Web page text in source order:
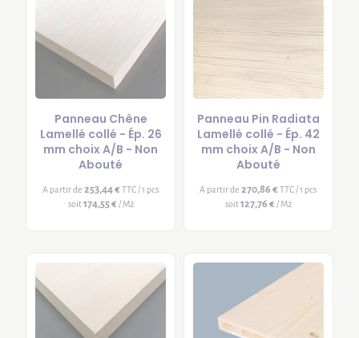
Panneau Chêne
Lamellé collé - Ép. 26
mm choix A/B - Non
Abouté
A partir de253,44 € TTC / 1 pcs
soit174,55 € / M2
Panneau Pin Radiata
Lamellé collé - Ép. 42
mm choix A/B - Non
Abouté
A partir de270,86 € TTC / 1 pcs
soit127,76 € / M2